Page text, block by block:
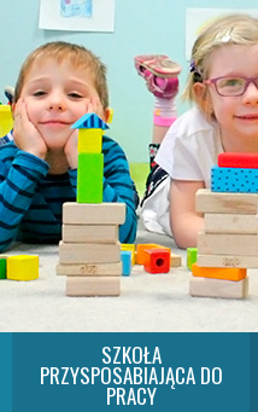
SZKOŁA
PRZYSPOSABIAJĄCA DO
PRACY